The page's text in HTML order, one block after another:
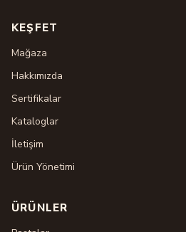
KEŞFET
Mağaza
Hakkımızda
Sertifikalar
Kataloglar
İletişim
Ürün Yönetimi
ÜRÜNLER